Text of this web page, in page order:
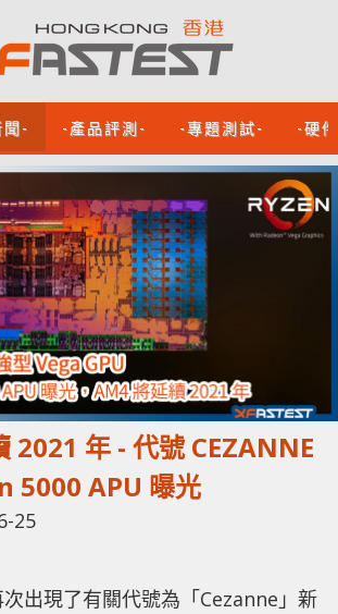
- -產品評測- -專題測試- -硬
2021 年 - 代號 CEZANNE
5000 APU 曝光
25
出現了有關代號為「Cezanne」新